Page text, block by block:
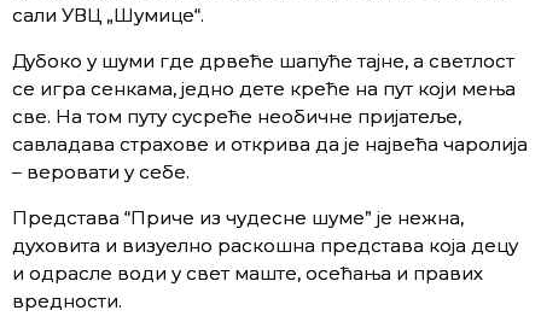
сали УВЦ „Шумице“.
Дубоко у шуми где дрвеће шапуће тајне, а светлост
се игра сенкама, једно дете креће на пут који мења
све. На том путу сусреће необичне пријатеље,
савладава страхове и открива да је највећа чаролија
– веровати у себе.
Представа “Приче из чудесне шуме” је нежна,
духовита и визуелно раскошна представа која децу
и одрасле води у свет маште, осећања и правих
вредности.